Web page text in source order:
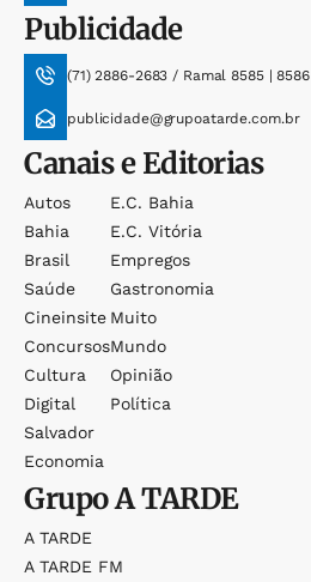
Publicidade
(71) 2886-2683 / Ramal 8585 | 8586
publicidade@grupoatarde.com.br
Canais e Editorias
Autos
Bahia
Brasil
Saúde
Cineinsite
Concursos
Cultura
Digital
Salvador
Economia
E.c. Bahia
E.c. Vitória
Empregos
Gastronomia
Muito
Mundo
Opinião
Política
GrupoA TARDE
A TARDE
A TARDE FM